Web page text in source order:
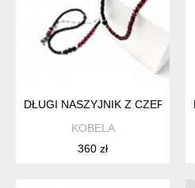
DŁUGI NASZYJNIK Z
KOBELA
360 zł